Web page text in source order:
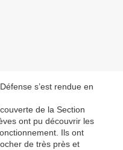
s’est rendue en
de la Section
ont pu découvrir les
Ils ont
de très près et